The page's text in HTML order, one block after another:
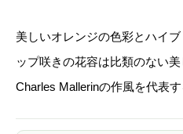
:
¥
2
,
2
0
–
¥
美しいオレンジの色彩とハイ
ップ咲きの花容は比類のない
Charles Mallerinの作風を代表す